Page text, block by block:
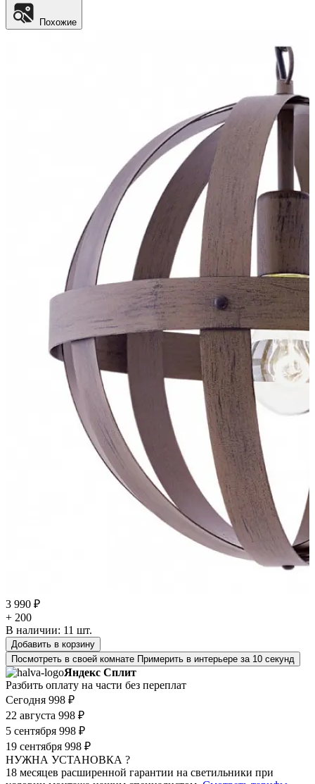
Похожие
3 990 ₽
+ 200
В наличии: 11 шт.
Добавить в корзину
Посмотреть в своей комнате Примерить в интерьере за 10 секунд
Яндекс Сплит
Разбить оплату на части без переплат
Сегодня 998 ₽
22 августа 998 ₽
5 сентября 998 ₽
19 сентября 998 ₽
НУЖНА УСТАНОВКА ?
18 месяцев расширенной гарантии на светильники при